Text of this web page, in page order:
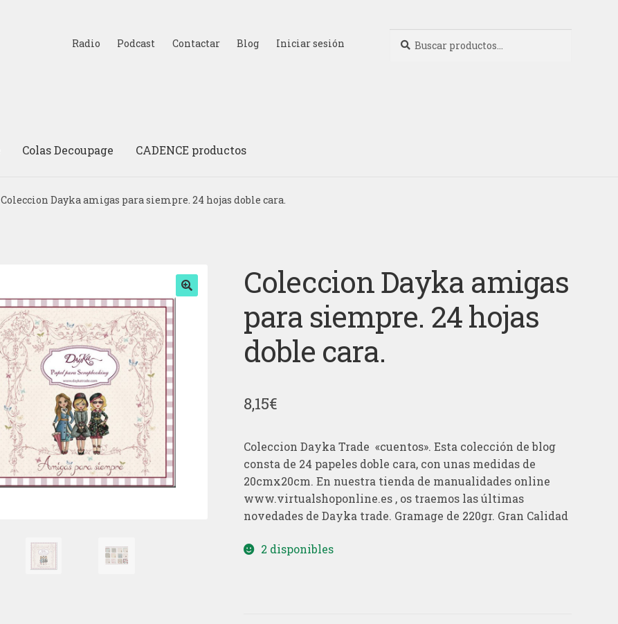
Radio Podcast Contactar Blog Iniciar sesión
por:
Colas Decoupage CADENCE productos
Coleccion Dayka amigas para siempre. 24 hojas doble cara.
Coleccion Dayka amigas
para siempre. 24 hojas
doble cara.
8,15€
Coleccion Dayka Trade «cuentos». Esta colección de blog
consta de 24 papeles doble cara, con unas medidas de
20cmx20cm. En nuestra tienda de manualidades online
www.virtualshoponline.es , os traemos las últimas
novedades de Dayka trade. Gramage de 220gr. Gran Calidad
2 disponibles